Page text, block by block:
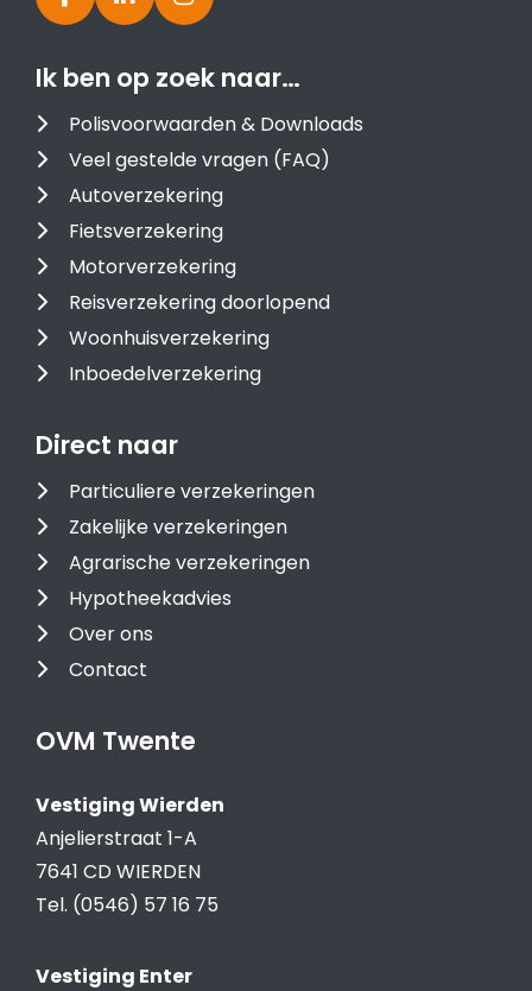
Ik ben op zoek naar…
Polisvoorwaarden & Downloads
Veel gestelde vragen (FAQ)
Autoverzekering
Fietsverzekering
Motorverzekering
Reisverzekering doorlopend
Woonhuisverzekering
Inboedelverzekering
Direct naar
Particuliere verzekeringen
Zakelijke verzekeringen
Agrarische verzekeringen
Hypotheekadvies
Over ons
Contact
OVM Twente
Vestiging Wierden
Anjelierstraat 1-A
7641 CD WIERDEN
Tel. (0546) 57 16 75
Vestiging Enter